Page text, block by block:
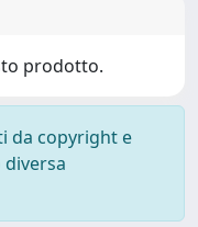
prodotto.
da copyright e